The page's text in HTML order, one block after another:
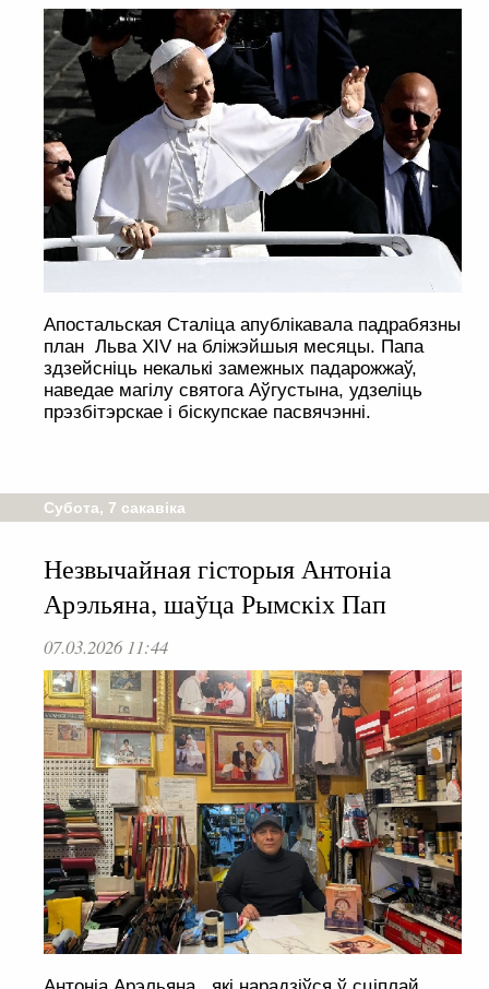
Апостальская Сталіца апублікавала падрабязны
план Льва XIV на бліжэйшыя месяцы. Папа
здзейсніць некалькі замежных падарожжаў,
наведае магілу святога Аўгустына, удзеліць
прэзбітэрскае і біскупскае пасвячэнні.
Субота, 7 сакавіка
Незвычайная гісторыя Антоніа
Арэльяна, шаўца Рымскіх Пап
07.03.2026 11:44